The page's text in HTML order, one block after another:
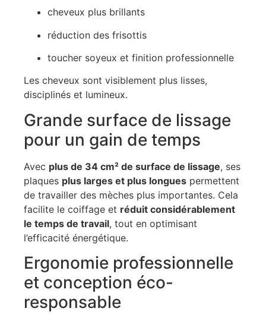
cheveux plus brillants
réduction des frisottis
toucher soyeux et finition professionnelle
Les cheveux sont visiblement plus lisses,
disciplinés et lumineux.
Grande surface de lissage
pour un gain de temps
Avec plus de 34 cm² de surface de lissage, ses
plaques plus larges et plus longues permettent
de travailler des mèches plus importantes. Cela
facilite le coiffage et réduit considérablement
le temps de travail, tout en optimisant
l’efficacité énergétique.
Ergonomie professionnelle
et conception éco-
responsable